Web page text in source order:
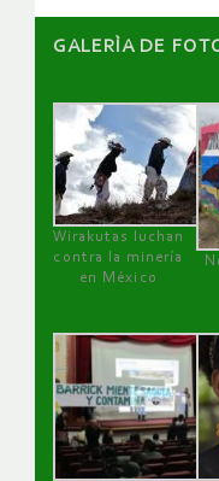
GALERÌA DE
Wirakutas luchan
contra la minería
en México